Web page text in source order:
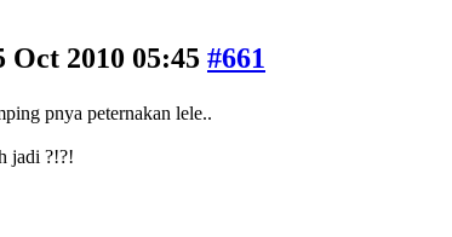
Oct 2010 05:45 #661
pnya peternakan lele..
jadi ?!?!